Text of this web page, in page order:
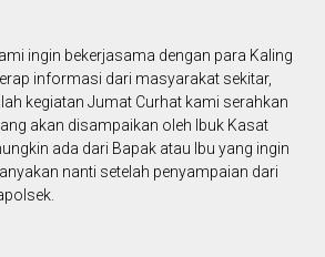
ingin bekerjasama dengan para Kaling
informasi dari masyarakat sekitar,
kegiatan Jumat Curhat kami serahkan
akan disampaikan oleh Ibuk Kasat
ada dari Bapak atau Ibu yang ingin
nanti setelah penyampaian dari